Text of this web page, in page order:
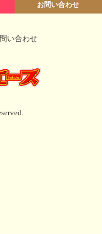
お問い合わせ
い合わせ